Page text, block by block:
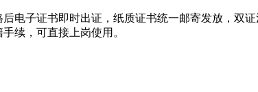
电子证书即时出证，纸质证书统一邮寄发放，双
续，可直接上岗使用。